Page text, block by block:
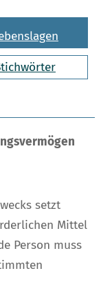
setzt
Mittel
Person muss